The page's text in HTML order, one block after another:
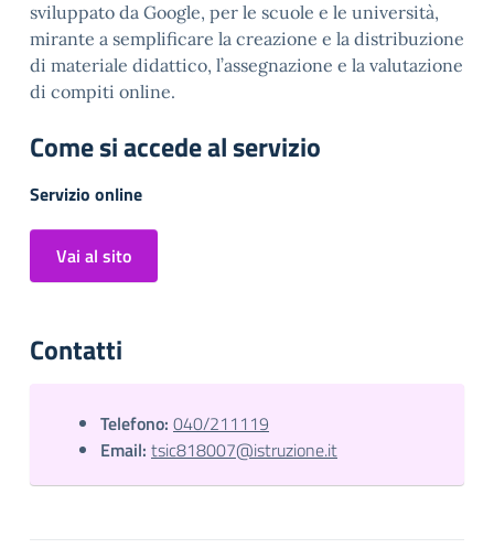
sviluppato da Google, per le scuole e le università,
mirante a semplificare la creazione e la distribuzione
di materiale didattico, l’assegnazione e la valutazione
di compiti online.
Come si accede al servizio
Servizio online
Vai al sito
Contatti
Telefono: 040/211119
Email: tsic818007@istruzione.it